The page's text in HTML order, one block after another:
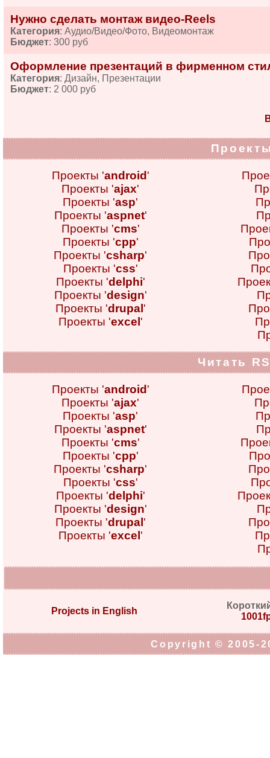
Нужно сделать монтаж видео-Reels
Категория: Аудио/Видео/Фото, Видеомонтаж
Бюджет: 300 руб
Оформление презентаций в фирменном
Категория: Дизайн, Презентации
Бюджет: 2 000 руб
Проекты 'android '
Проекты 'ajax'
Проекты 'asp'
Проекты 'aspnet'
Проекты 'cms'
Проекты 'cpp'
Проекты 'csharp'
Проекты 'css'
Проекты 'delphi'
Проекты 'design'
Проекты 'drupal '
Проекты 'excel '
Читать
Проекты 'android '
Проекты 'ajax'
Проекты 'asp'
Проекты 'aspnet'
Проекты 'cms'
Проекты 'cpp'
Проекты 'csharp'
Проекты 'css'
Проекты 'delphi'
Проекты 'design'
Проекты 'drupal '
Проекты 'excel '
Projects in English
Copyright © 2005-